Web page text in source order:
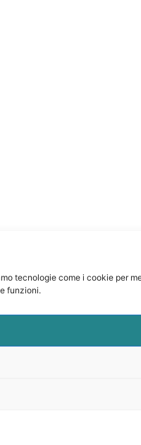
tecnologie come i cookie per
funzioni.